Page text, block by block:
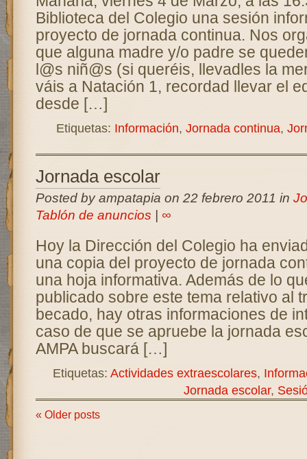
Biblioteca del Colegio una sesión
proyecto de jornada continua. Nos
que alguna madre y/o padre se
l@s niñ@s (si queréis, llevadles la
váis a Natación 1, recordad llevar el
desde […]
Etiquetas: Información, Jornada continua,
Jornada escolar
Posted by ampatapia on 22 febrero 2011 in
Tablón de anuncios
∞
Hoy la Dirección del Colegio ha
una copia del proyecto de jornada
una hoja informativa. Además de lo
publicado sobre este tema relativo al
becado, hay otras informaciones de
caso de que se apruebe la jornada
AMPA buscará […]
Etiquetas: Actividades extraescolares,
Jornada escolar,
« Older posts